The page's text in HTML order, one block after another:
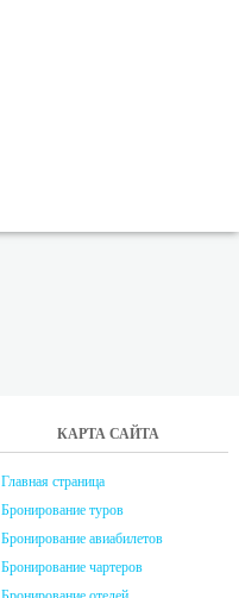
КАРТА САЙТА
Главная страница
Бронирование туров
Бронирование авиабилетов
Бронирование чартеров